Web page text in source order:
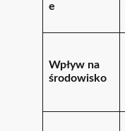
e
Wpływ na
środowisko